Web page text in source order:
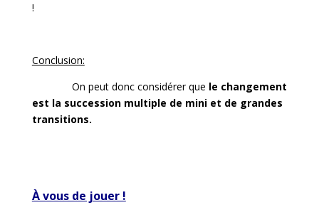
!
Conclusion:
On peut donc considérer que le changement
est la succession multiple de mini et de grandes
transitions.
À vous de jouer !